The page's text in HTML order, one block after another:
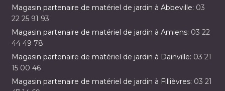
Magasin partenaire de matériel de jardin à Abbeville: 03
22 25 91 93
Magasin partenaire de matériel de jardin à Amiens: 03 22
44 49 78
Magasin partenaire de matériel de jardin à Dainville: 03 21
15 00 46
Magasin partenaire de matériel de jardin à Fillièvres: 03 21